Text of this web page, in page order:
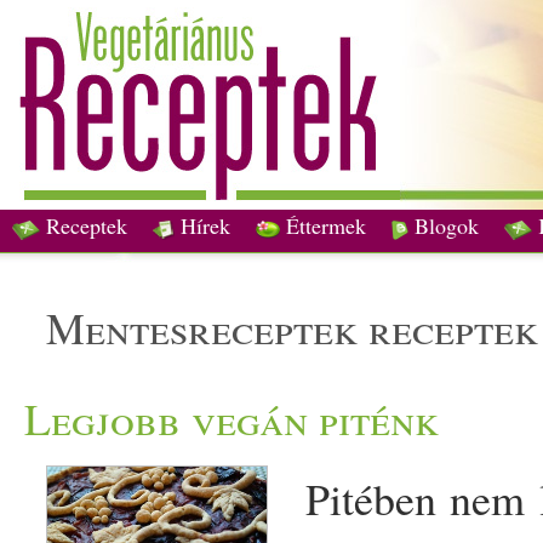
Receptek Hírek Éttermek Blogok
mentesreceptek receptek
Legjobb vegán piténk
Pitében